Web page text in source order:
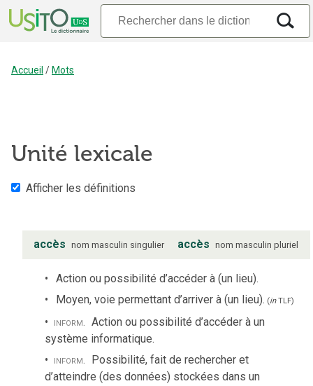
Accueil / Mots
Unité lexicale
Afficher les définitions
accès nom masculin singulier accès nom masculin pluriel
Action ou possibilité d’accéder à (un lieu).
Moyen, voie permettant d’arriver à (un lieu). (inTLF)
inform. Action ou possibilité d’accéder à un
système informatique.
inform. Possibilité, fait de rechercher et
d’atteindre (des données) stockées dans un